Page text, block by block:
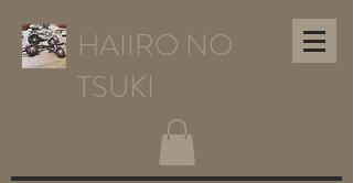
HAIIRO NO
TSUKI